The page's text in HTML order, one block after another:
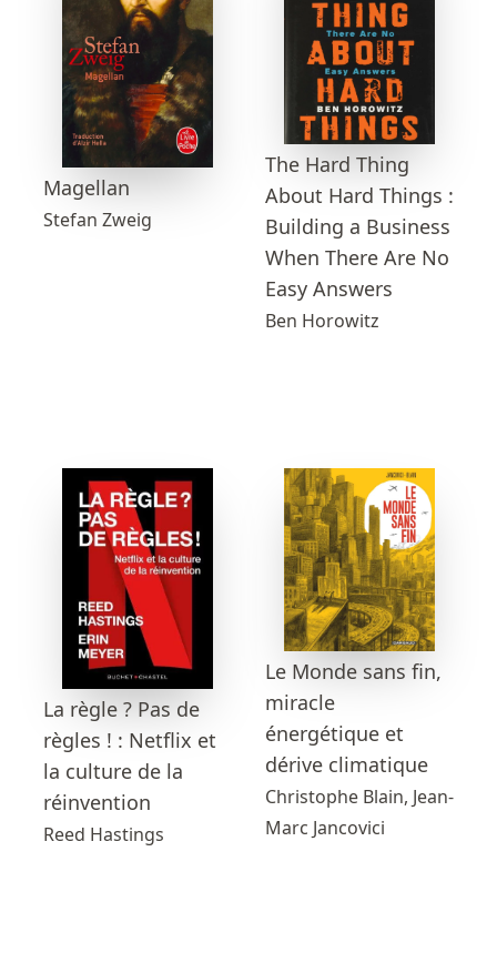
Magellan
Stefan Zweig
The Hard Thing
About Hard Things :
Building a Business
When There Are No
Easy Answers
Ben Horowitz
La règle ? Pas de
règles ! : Netflix et
la culture de la
réinvention
Reed Hastings
Le Monde sans fin,
miracle
énergétique et
dérive climatique
Christophe Blain, Jean-
Marc Jancovici